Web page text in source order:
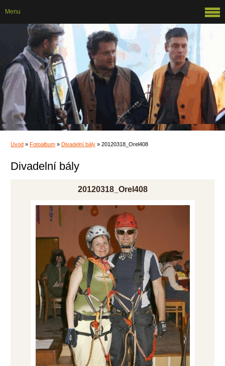
Úvod » Fotoalbum » Divadelní bály » 20120318_Orel408
Divadelní bály
20120318_Orel408
Menu